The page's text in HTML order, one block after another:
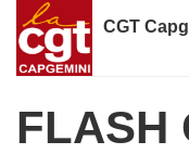
CGT
FLASH